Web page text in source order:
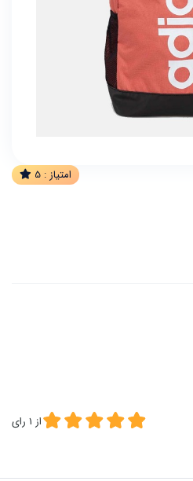
امتیاز : 5
از 1 رای